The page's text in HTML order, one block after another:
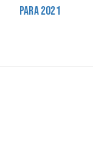
para 2021